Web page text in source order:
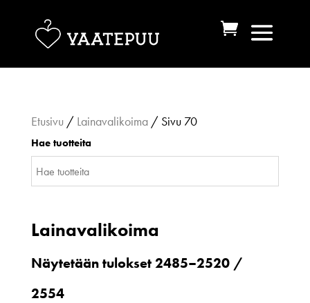
Etusivu / Lainavalikoima/ Sivu 70
Hae tuotteita
Lainavalikoima
Näytetään tulokset 2485–2520 /
2554Sorted